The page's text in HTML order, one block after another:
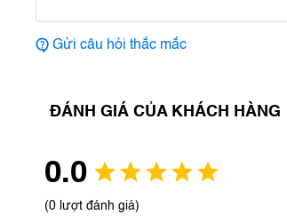
Gửi câu hỏi thắc mắc
ĐÁNH GIÁ CỦA KHÁCH HÀNG
0.0
(0 lượt đánh giá)